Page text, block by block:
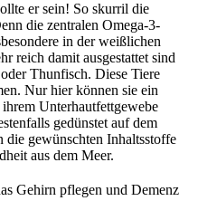
er sein! So skurril die
die zentralen Omega-3-
in der weißlichen
reich damit ausgestattet sind
Thunfisch. Diese Tiere
Nur hier können sie ein
Unterhautfettgewebe
gedünstet auf dem
die gewünschten Inhaltsstoffe
aus dem Meer.
Gehirn pflegen und Demenz